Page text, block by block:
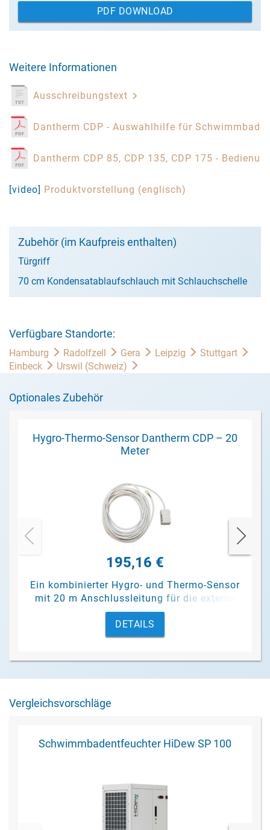
PDF DOWNLOAD
Weitere Informationen
Ausschreibungstext
Dantherm CDP - Auswahlhilfe für
Dantherm CDP 85, CDP 135, CDP 175 -
[video] Produktvorstellung (englisch)
Zubehör (im Kaufpreis enthalten)
Türgriff
70 cm Kondensatablaufschlauch mit Schlauchschelle
Verfügbare Standorte:
Hamburg Radolfzell Gera Leipzig
Stuttgart
Einbeck
Urswil (Schweiz)
Optionales Zubehör
Hygro-Thermo-Sensor Dantherm CDP – 20
Meter
195,16 €
Ein kombinierter Hygro- und Thermo-Sensor
mit 20 m Anschlussleitung für die externe
Steuerung der Schwimmbadentfeuchter
Kanalgeräte Dantherm CDP 85, 135 und 175
DETAILS
Vergleichsvorschläge
Schwimmbadentfeuchter HiDew SP 100